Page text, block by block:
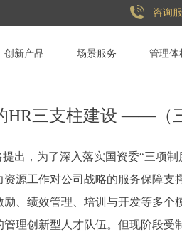
创新产品 场景服务 管理体
咨询
HR三支柱建设 ——（
出，为了深入落实国资委“三项
源工作对公司战略的服务保障
、绩效管理、培训与开发等多
理创新型人才队伍。但现阶段